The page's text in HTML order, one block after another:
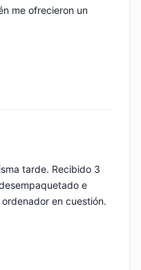
me ofrecieron un
tarde. Recibido 3
e
en cuestión.